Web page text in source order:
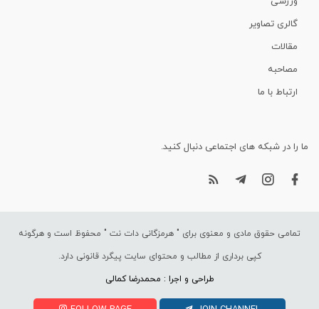
گالری تصاویر
مقالات
مصاحبه
ارتباط با ما
ما را در شبکه های اجتماعی دنبال کنید.
تمامی حقوق مادی و معنوی برای " هرمزگانی دات نت " محفوظ است و هرگونه
کپی برداری از مطالب و محتوای سایت پیگرد قانونی دارد.
طراحی و اجرا : محمدرضا کمالی